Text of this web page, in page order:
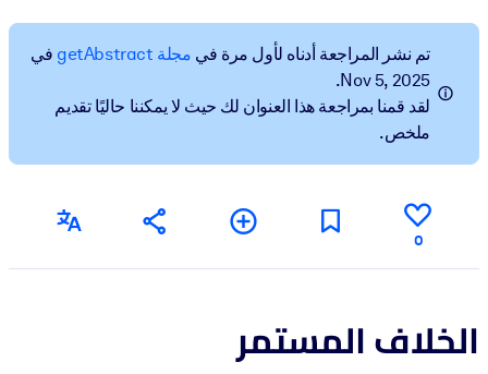
BY SYSTEM
Bring bite-sized, verified knowledge into your LMS/LXP for
Enrich your corporate library with trusted, ready-to-use business
knowledge.
For AI Systems
تم نشر المراجعة أدناه لأول مرة في مجلة getAbstract
في
Nov 5, 2025.
لقد قمنا بمراجعة هذا العنوان لك حيث لا يمكننا حاليًا تقديم
ملخص.
0
الخلاف المستمر